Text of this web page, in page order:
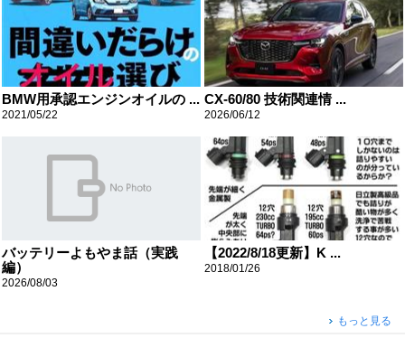
BMW用承認エンジンオイルの ...
2021/05/22
CX-60/80 技術関連情 ...
2026/06/12
バッテリーよもやま話（実践
編）
2026/08/03
【2022/8/18更新】K ...
2018/01/26
もっと見る